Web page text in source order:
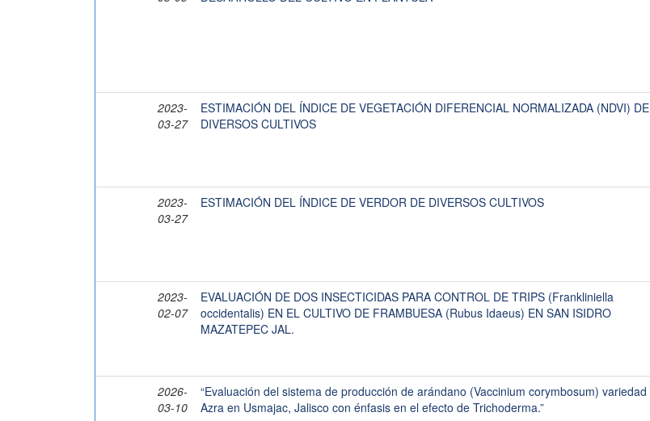
2023-
03-27
ESTIMACIÓN DEL ÍNDICE DE VEGETACIÓN DIFERENCIAL NORMALIZADA (NDVI) DE
DIVERSOS CULTIVOS
2023-
03-27
ESTIMACIÓN DEL ÍNDICE DE VERDOR DE DIVERSOS CULTIVOS
2023-
02-07
EVALUACIÓN DE DOS INSECTICIDAS PARA CONTROL DE TRIPS (Frankliniella
occidentalis) EN EL CULTIVO DE FRAMBUESA (Rubus Idaeus) EN SAN ISIDRO
MAZATEPEC JAL.
2026-
03-10
“Evaluación del sistema de producción de arándano (Vaccinium corymbosum) variedad
Azra en Usmajac, Jalisco con énfasis en el efecto de Trichoderma.”